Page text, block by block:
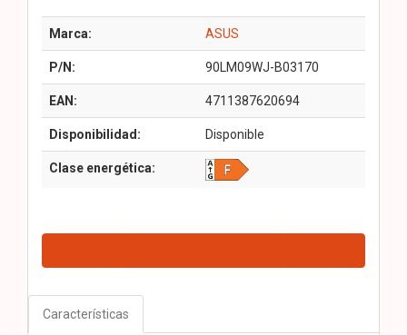
Marca: ASUS
P/N: 90LM09WJ-B03170
EAN: 4711387620694
Disponibilidad: Disponible
Clase energética:
Características